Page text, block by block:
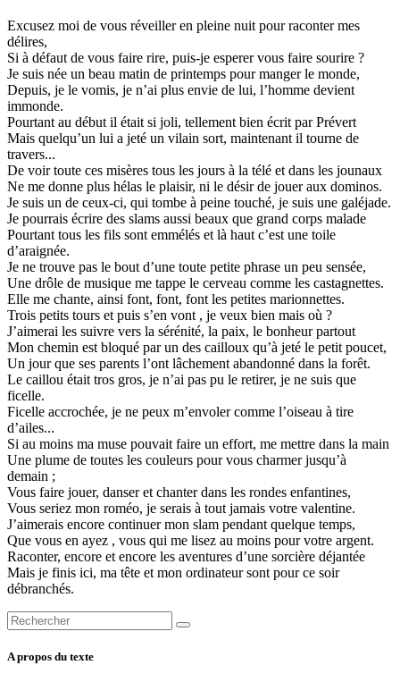
Excusez moi de vous réveiller en pleine nuit pour raconter mes
délires,
Si à défaut de vous faire rire, puis-je esperer vous faire sourire ?
Je suis née un beau matin de printemps pour manger le monde,
Depuis, je le vomis, je n’ai plus envie de lui, l’homme devient
immonde.
Pourtant au début il était si joli, tellement bien écrit par Prévert
Mais quelqu’un lui a jeté un vilain sort, maintenant il tourne de
travers...
De voir toute ces misères tous les jours à la télé et dans les jounaux
Ne me donne plus hélas le plaisir, ni le désir de jouer aux dominos.
Je suis un de ceux-ci, qui tombe à peine touché, je suis une galéjade.
Je pourrais écrire des slams aussi beaux que grand corps malade
Pourtant tous les fils sont emmélés et là haut c’est une toile
d’araignée.
Je ne trouve pas le bout d’une toute petite phrase un peu sensée,
Une drôle de musique me tappe le cerveau comme les castagnettes.
Elle me chante, ainsi font, font, font les petites marionnettes.
Trois petits tours et puis s’en vont , je veux bien mais où ?
J’aimerai les suivre vers la sérénité, la paix, le bonheur partout
Mon chemin est bloqué par un des cailloux qu’à jeté le petit poucet,
Un jour que ses parents l’ont lâchement abandonné dans la forêt.
Le caillou était tros gros, je n’ai pas pu le retirer, je ne suis que
ficelle.
Ficelle accrochée, je ne peux m’envoler comme l’oiseau à tire
d’ailes...
Si au moins ma muse pouvait faire un effort, me mettre dans la main
Une plume de toutes les couleurs pour vous charmer jusqu’à
demain ;
Vous faire jouer, danser et chanter dans les rondes enfantines,
Vous seriez mon roméo, je serais à tout jamais votre valentine.
J’aimerais encore continuer mon slam pendant quelque temps,
Que vous en ayez , vous qui me lisez au moins pour votre argent.
Raconter, encore et encore les aventures d’une sorcière déjantée
Mais je finis ici, ma tête et mon ordinateur sont pour ce soir
débranchés.
A propos du texte